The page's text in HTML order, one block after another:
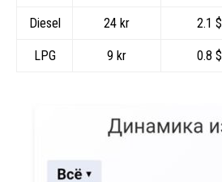
Diesel 24 kr 2.1 $
LPG 9 kr 0.8 $